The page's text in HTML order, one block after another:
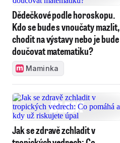
Dědečkové podle horoskopu.
Kdo se bude s vnoučaty mazlit,
chodit na výstavy nebo je bude
doučovat matematiku?
Maminka
Jak se zdravě zchladit v